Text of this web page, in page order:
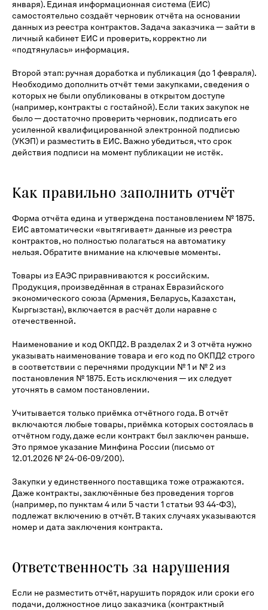
января). Единая информационная система (ЕИС)
самостоятельно создаёт черновик отчёта на основании
данных из реестра контрактов. Задача заказчика — зайти в
личный кабинет ЕИС и проверить, корректно ли
«подтянулась» информация.
Второй этап: ручная доработка и публикация (до 1 февраля).
Необходимо дополнить отчёт теми закупками, сведения о
которых не были опубликованы в открытом доступе
(например, контракты с гостайной). Если таких закупок не
было — достаточно проверить черновик, подписать его
усиленной квалифицированной электронной подписью
(УКЭП) и разместить в ЕИС. Важно убедиться, что срок
действия подписи на момент публикации не истёк.
Как правильно заполнить отчёт
Форма отчёта едина и утверждена постановлением № 1875.
ЕИС автоматически «вытягивает» данные из реестра
контрактов, но полностью полагаться на автоматику
нельзя. Обратите внимание на ключевые моменты.
Товары из ЕАЭС приравниваются к российским.
Продукция, произведённая в странах Евразийского
экономического союза (Армения, Беларусь, Казахстан,
Кыргызстан), включается в расчёт доли наравне с
отечественной.
Наименование и код ОКПД2. В разделах 2 и 3 отчёта нужно
указывать наименование товара и его код по ОКПД2 строго
в соответствии с перечнями продукции № 1 и № 2 из
постановления № 1875. Есть исключения — их следует
уточнять в самом постановлении.
Учитывается только приёмка отчётного года. В отчёт
включаются любые товары, приёмка которых состоялась в
отчётном году, даже если контракт был заключен раньше.
Это прямое указание Минфина России (письмо от
12.01.2026 № 24-06-09/200).
Закупки у единственного поставщика тоже отражаются.
Даже контракты, заключённые без проведения торгов
(например, по пунктам 4 или 5 части 1 статьи 93 44-ФЗ),
подлежат включению в отчёт. В таких случаях указываются
номер и дата заключения контракта.
Ответственность за нарушения
Если не разместить отчёт, нарушить порядок или сроки его
подачи, должностное лицо заказчика (контрактный